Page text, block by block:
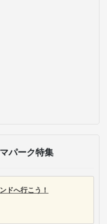
パーク特集
ドへ行こう！